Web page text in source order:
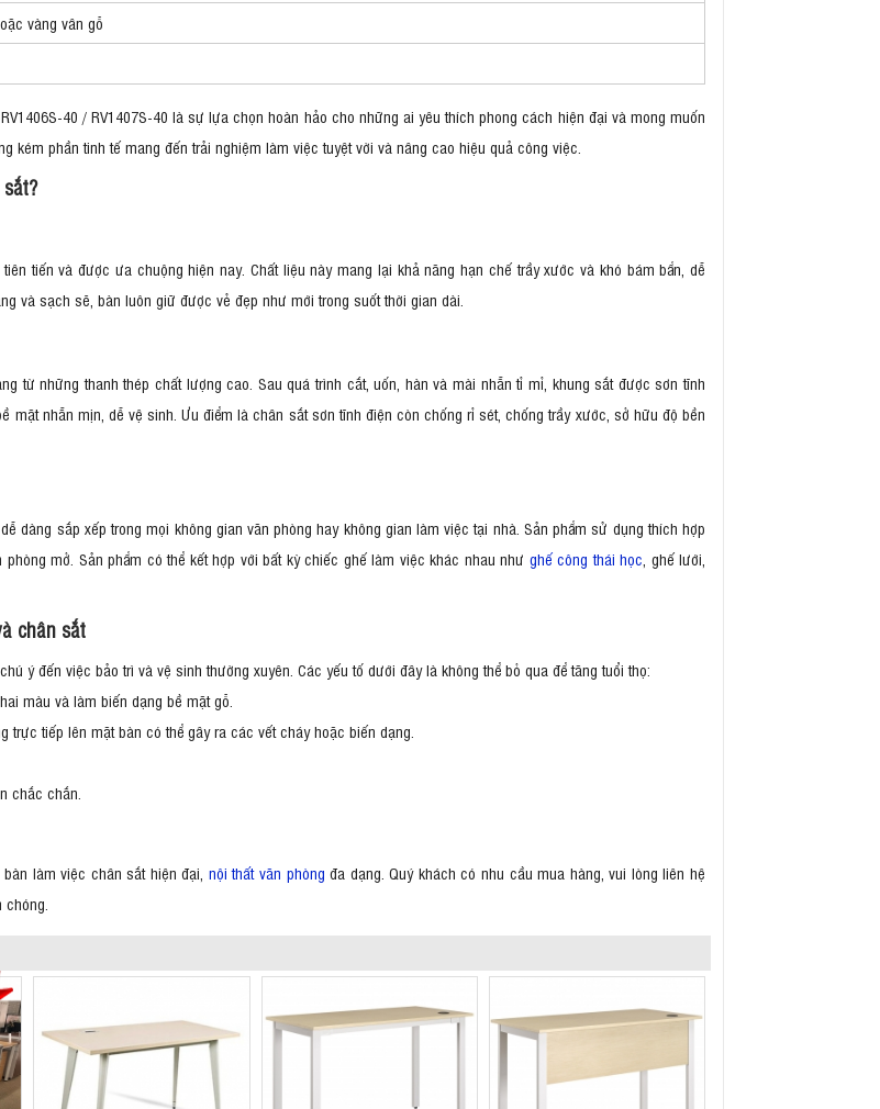
vàng vân gỗ
40 / RV1407S-40 là sự lựa chọn hoàn hảo cho những ai yêu thích phong cách hiện đại và mong muốn
kém phần tinh tế mang đến trải nghiệm làm việc tuyệt vời và nâng cao hiệu quả công việc.
tiến và được ưa chuộng hiện nay. Chất liệu này mang lại khả năng hạn chế trầy xước và khó bám bẩn, dễ
và sạch sẽ, bàn luôn giữ được vẻ đẹp như mới trong suốt thời gian dài.
từ những thanh thép chất lượng cao. Sau quá trình cắt, uốn, hàn và mài nhẵn tỉ mỉ, khung sắt được sơn tĩnh
mặt nhẵn mịn, dễ vệ sinh. Ưu điểm là chân sắt sơn tĩnh điện còn chống rỉ sét, chống trầy xước, sở hữu độ bền
dàng sắp xếp trong mọi không gian văn phòng hay không gian làm việc tại nhà. Sản phẩm sử dụng thích hợp
mở. Sản phẩm có thể kết hợp với bất kỳ chiếc ghế làm việc khác nhau như ghế công thái học , ghế lưới,
chân sắt
ý đến việc bảo trì và vệ sinh thường xuyên. Các yếu tố dưới đây là không thể bỏ qua để tăng tuổi thọ:
màu và làm biến dạng bề mặt gỗ.
tiếp lên mặt bàn có thể gây ra các vết cháy hoặc biến dạng.
chắc chắn.
làm việc chân sắt hiện đại, nội thất văn phòng đa dạng. Quý khách có nhu cầu mua hàng, vui lòng liên hệ